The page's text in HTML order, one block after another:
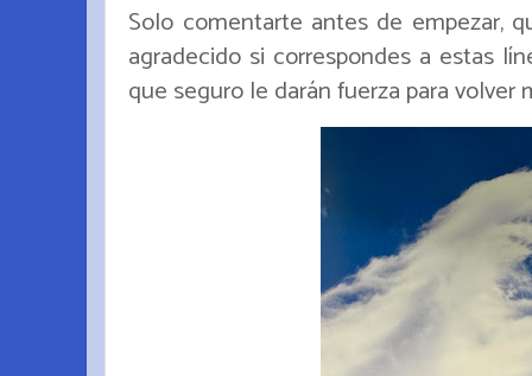
Solo comentarte antes de empezar,
agradecido si correspondes a estas
que seguro le darán fuerza para volver